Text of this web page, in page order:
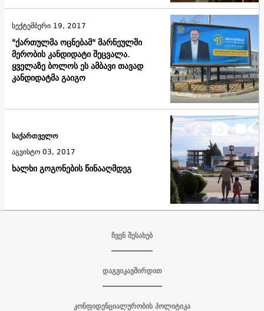
"ქართულმა ოცნებამ" მარნეულში
მერობის კანდიდატი შეცვალა.
ყველაზე ბოლოს ეს ამბავი თავად
კანდიდატმა გაიგო
სექტემბერი 19, 2017
ხალხი გოგონების წინააღმდეგ
საქართველო
აგვისტო 03, 2017
ჩვენ შესახებ
დაგვიკავშირდით
კონფიდენციალურობის პოლიტიკა